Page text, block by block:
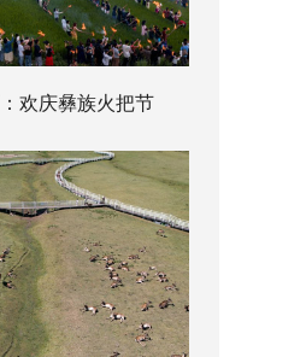
欢庆彝族火把节